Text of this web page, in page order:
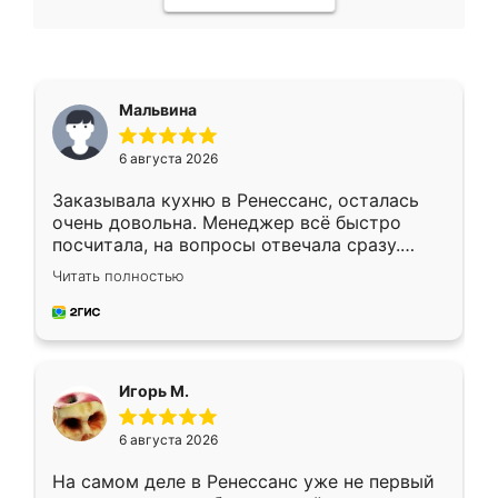
Мальвина
6 августа 2026
Заказывала кухню в Ренессанс, осталась
очень довольна. Менеджер всё быстро
посчитала, на вопросы отвечала сразу.
Замерщик приехал в субботу, подошёл к
делу со всей ответственностью. Собрали
за день, ребята работали аккуратно, даже
Читать полностью
Игорь М.
6 августа 2026
На самом деле в Ренессанс уже не первый